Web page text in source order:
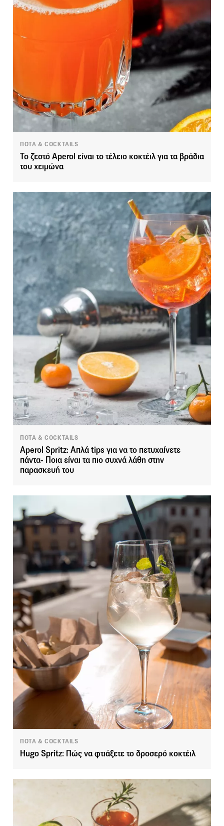
ΠΟΤΑ & COCKTAILS
Το ζεστό Aperol είναι το τέλειο κοκτέιλ για τα βράδια
του χειμώνα
ΠΟΤΑ & COCKTAILS
Aperol Spritz: Απλά tips για να το πετυχαίνετε
πάντα- Ποια είναι τα πιο συχνά λάθη στην
παρασκευή του
ΠΟΤΑ & COCKTAILS
Hugo Spritz: Πώς να φτιάξετε το δροσερό κοκτέιλ